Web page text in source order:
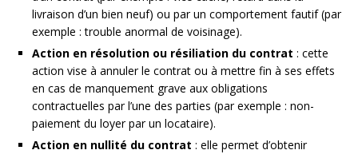
livraison d’un bien neuf) ou par un comportement fautif (par
exemple : trouble anormal de voisinage).
Action en résolution ou résiliation du contrat : cette
action vise à annuler le contrat ou à mettre fin à ses effets
en cas de manquement grave aux obligations
contractuelles par l’une des parties (par exemple : non-
paiement du loyer par un locataire).
Action en nullité du contrat : elle permet d’obtenir